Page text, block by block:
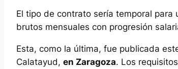
El tipo de contrato sería temporal para
brutos mensuales con progresión
Esta, como la última, fue publicada
Calatayud, en Zaragoza. Los